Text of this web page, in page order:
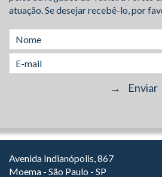
atuação. Se desejar recebê-lo, por
Avenida Indianópolis, 867
Moema - São Paulo - SP